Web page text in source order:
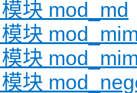
块 mod_md
块
块
块